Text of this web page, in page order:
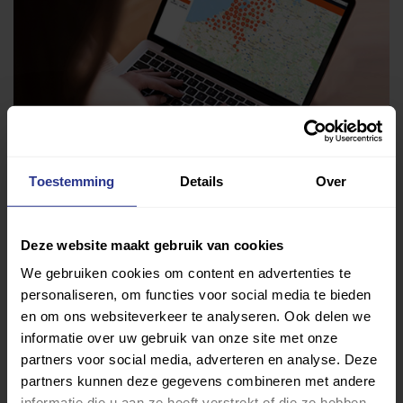
Toestemming Details Over
Deze website maakt gebruik van cookies
We gebruiken cookies om content en advertenties te
personaliseren, om functies voor social media te bieden
en om ons websiteverkeer te analyseren. Ook delen we
informatie over uw gebruik van onze site met onze
partners voor social media, adverteren en analyse. Deze
partners kunnen deze gegevens combineren met andere
Vind jouw sport
Van atletiek tot zwemmen: met onze Sportzoeker
vind je gemakkelijk jouw favoriete sport of activiteit.
Met meer dan 4250 sportclubs is er altijd een sport
die bij je past.